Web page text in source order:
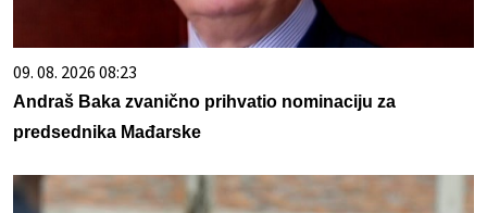
09. 08. 2026 08:23
Andraš Baka zvanično prihvatio nominaciju za
predsednika Mađarske